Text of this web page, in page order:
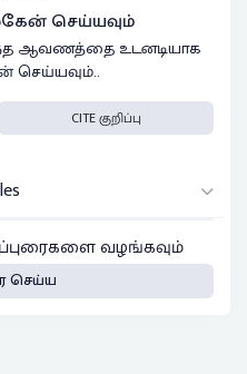
செய்யவும்
ஆவணத்தை உடனடியாக
CITE குறிப்பு
வழங்கவும்
செய்ய